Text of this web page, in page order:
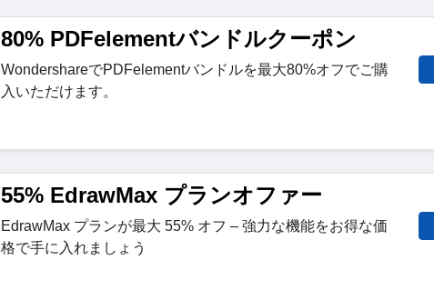
80% PDFelementバンドルクーポン
WondershareでPDFelementバンドルを最大80%オフでご購
入いただけます。
55% EdrawMax プランオファー
EdrawMax プランが最大 55% オフ – 強力な機能をお得な価
格で手に入れましょう